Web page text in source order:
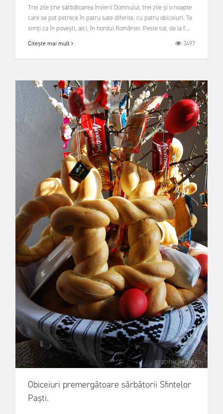
Trei zile ține sărbătoarea învierii Domnului, trei zile și o noapte
care se pot petrece în patru sate diferite, cu patru obiceiuri. Te
simți ca în povești, aici, în nordul României. Peste tot, de la f...
Citește mai mult 3497
Obiceiuri premergătoare sărbătorii Sfintelor
Paști.